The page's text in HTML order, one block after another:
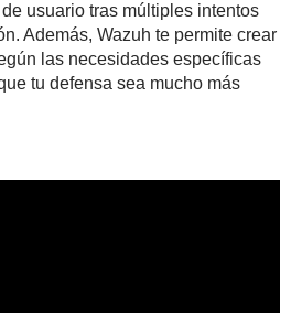
usuario tras múltiples intentos
Además, Wazuh te permite crear
las necesidades específicas
tu defensa sea mucho más